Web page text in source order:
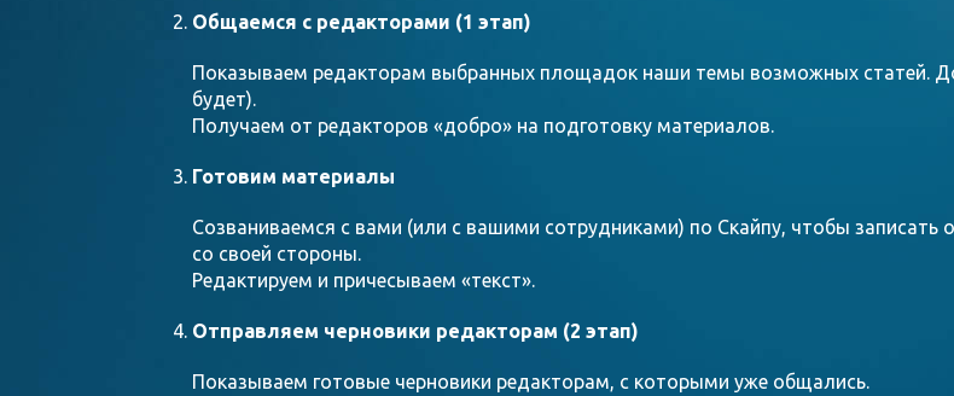
Общаемся с редакторами (1 этап)
Показываем редакторам выбранных площадок наши темы возможных статей.
будет).
Получаем от редакторов «добро» на подготовку материалов.
Готовим материалы
Созваниваемся с вами (или с вашими сотрудниками) по Скайпу, чтобы
со своей стороны.
Редактируем и причесываем «текст».
Отправляем черновики редакторам (2 этап)
Показываем готовые черновики редакторам, с которыми уже общались.